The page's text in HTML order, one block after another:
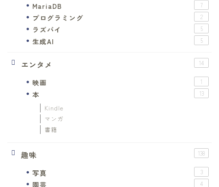
MariaDB 7
プログラミング 2
ラズパイ 5
生成AI 5
エンタメ 14
映画 1
本 13
Kindle
マンガ
書籍
趣味 138
写真 3
園芸 4